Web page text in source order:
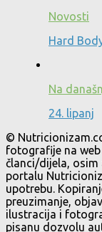
Novosti
Hard
Na
24. lipanj
©
fotografije na
članci/dijela, osim
portalu
upotrebu.
preuzimanje,
ilustracija i
pisanu dozvolu